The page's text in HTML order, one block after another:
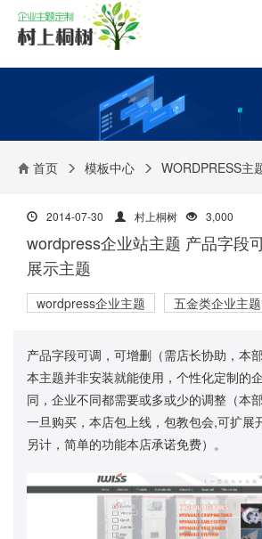
首页 模板中心 WORDPRESS主
2014-07-30 村上桐树 3,000
wordpress企业站主题 产品字段
展示主题
wordpress企业主题 五金类企业主题
产品字段可调，可增删（需店长协助，本
本主题并非安装就能使用，个性化定制的
同，企业不同都需要或多或少的调整（本
一旦购买，本店包上线，包教包会,可扩展
另计，简单的功能本店承诺免费）。